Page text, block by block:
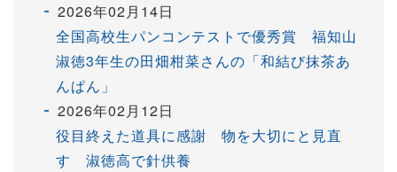
2026年02月14日
全国高校生パンコンテストで優秀賞 福知山
淑徳3年生の田畑柑菜さんの「和結び抹茶あ
んぱん」
2026年02月12日
役目終えた道具に感謝 物を大切にと見直
す 淑徳高で針供養